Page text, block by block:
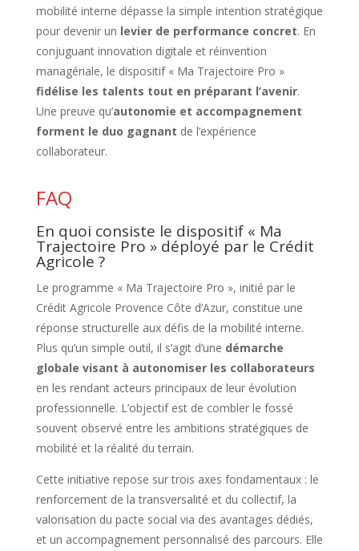
mobilité interne dépasse la simple intention stratégique
pour devenir un levier de performance concret. En
conjuguant innovation digitale et réinvention
managériale, le dispositif « Ma Trajectoire Pro »
fidélise les talents tout en préparant l’avenir.
Une preuve qu’autonomie et accompagnement
forment le duo gagnant de l’expérience
collaborateur.
FAQ
En quoi consiste le dispositif « Ma
Trajectoire Pro » déployé par le Crédit
Agricole ?
Le programme « Ma Trajectoire Pro », initié par le
Crédit Agricole Provence Côte d’Azur, constitue une
réponse structurelle aux défis de la mobilité interne.
Plus qu’un simple outil, il s’agit d’une démarche
globale visant à autonomiser les collaborateurs
en les rendant acteurs principaux de leur évolution
professionnelle. L’objectif est de combler le fossé
souvent observé entre les ambitions stratégiques de
mobilité et la réalité du terrain.
Cette initiative repose sur trois axes fondamentaux : le
renforcement de la transversalité et du collectif, la
valorisation du pacte social via des avantages dédiés,
et un accompagnement personnalisé des parcours. Elle